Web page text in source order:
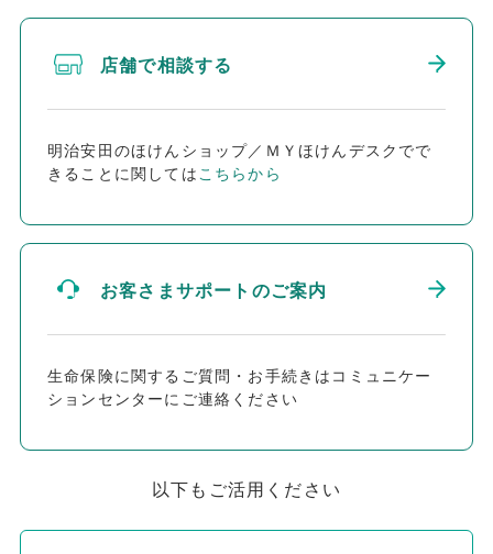
店舗で相談する
明治安田のほけんショップ／ＭＹほけんデスクでで
きることに関しては こちらから
お客さまサポートのご案内
生命保険に関するご質問・お手続きはコミュニケー
ションセンターにご連絡ください
以下もご活用ください